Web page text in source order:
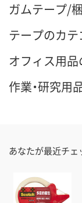
ガムテープ/
テープのカテ
オフィス用
作業・研究用
あなたが最近チェ